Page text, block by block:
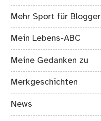
Mehr Sport für Blogger
Mein Lebens-ABC
Meine Gedanken zu
Merkgeschichten
News